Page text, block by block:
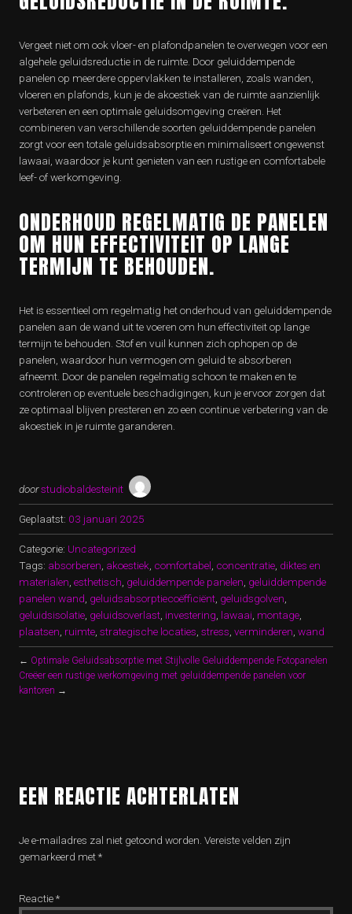
Vergeet niet om ook vloer- en plafondpanelen te overwegen voor een
algehele geluidsreductie in de ruimte. Door geluiddempende
panelen op meerdere oppervlakken te installeren, zoals wanden,
vloeren en plafonds, kun je de akoestiek van de ruimte aanzienlijk
verbeteren en een optimale geluidsomgeving creëren. Het
combineren van verschillende soorten geluiddempende panelen
zorgt voor een totale geluidsabsorptie en minimaliseert ongewenst
lawaai, waardoor je kunt genieten van een rustige en comfortabele
leef- of werkomgeving.
ONDERHOUD REGELMATIG DE PANELEN
OM HUN EFFECTIVITEIT OP LANGE
TERMIJN TE BEHOUDEN.
Het is essentieel om regelmatig het onderhoud van geluiddempende
panelen aan de wand uit te voeren om hun effectiviteit op lange
termijn te behouden. Stof en vuil kunnen zich ophopen op de
panelen, waardoor hun vermogen om geluid te absorberen
afneemt. Door de panelen regelmatig schoon te maken en te
controleren op eventuele beschadigingen, kun je ervoor zorgen dat
ze optimaal blijven presteren en zo een continue verbetering van de
akoestiek in je ruimte garanderen.
doorstudiobaldesteinit
Geplaatst: 03 januari 2025
Categorie: Uncategorized
Tags: absorberen akoestiek comfortabel concentratie diktes en
materialen esthetisch geluiddempende panelen geluiddempende
panelen wand geluidsabsorptiecoëfficiënt geluidsgolven
geluidsisolatie geluidsoverlast investering lawaai montage
plaatsen ruimte strategische locaties stress verminderen wand
← Optimale Geluidsabsorptie met Stijlvolle Geluiddempende Fotopanelen
Creëer een rustige werkomgeving met geluiddempende panelen voor
kantoren →
EEN REACTIE ACHTERLATEN
Je e-mailadres zal niet getoond worden. Vereiste velden zijn
gemarkeerd met*
Reactie*